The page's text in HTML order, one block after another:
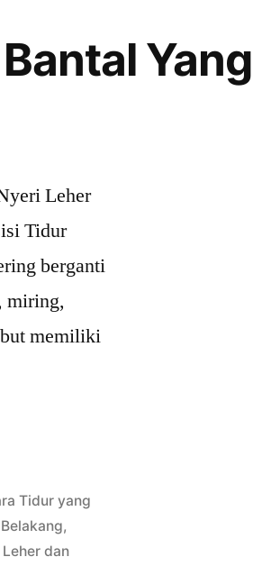
Leher
Tidur
berganti
miring,
memiliki
Tidur yang
,
dan